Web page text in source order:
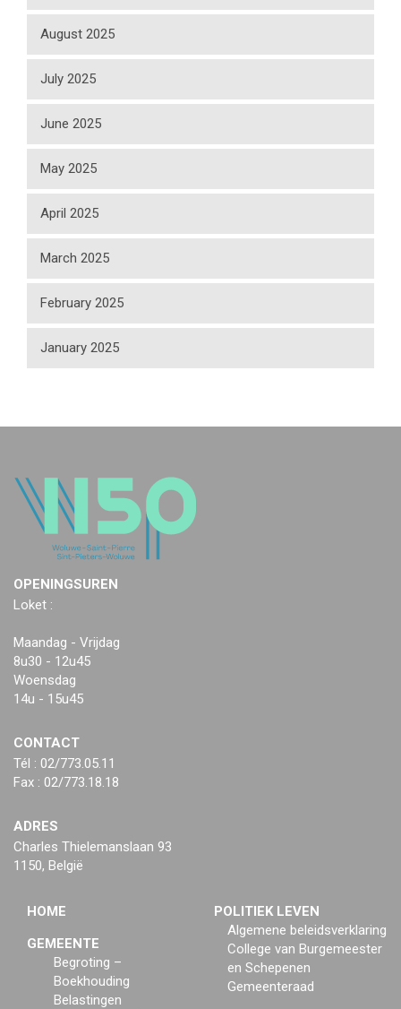
August 2025
July 2025
June 2025
May 2025
April 2025
March 2025
February 2025
January 2025
OPENINGSUREN
Loket :
Maandag - Vrijdag
8u30 - 12u45
Woensdag
14u - 15u45
CONTACT
Tél : 02/773.05.11
Fax : 02/773.18.18
ADRES
Charles Thielemanslaan 93
1150, België
HOME
GEMEENTE
Begroting –
Boekhouding
Belastingen
POLITIEK LEVEN
Algemene beleidsverklaring
College van Burgemeester
en Schepenen
Gemeenteraad